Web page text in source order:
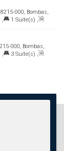
000, Bombas,
, 1 Suíte(s) ,
000, Bombas,
, 3 Suíte(s) ,